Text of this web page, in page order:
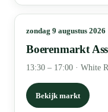
zondag 9 augustus 2026
Boerenmarkt
13:30 – 17:00 · White
Bekijk markt